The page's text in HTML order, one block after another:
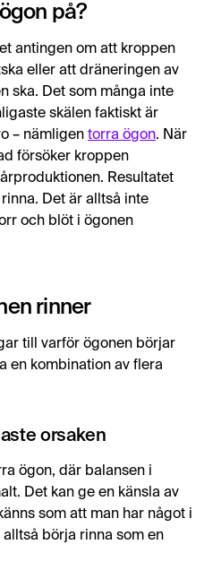
på?
antingen om att kroppen
eller att dräneringen av
ska. Det som många inte
skälen faktiskt är
– nämligen torra ögon. När
försöker kroppen
Resultatet
Det är alltså inte
och blöt i ögonen
rinner
till varför ögonen börjar
en kombination av flera
orsaken
ögon, där balansen i
Det kan ge en känsla av
som att man har något i
börja rinna som en